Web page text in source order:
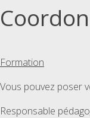
Formation
Vous pouvez poser
Responsable